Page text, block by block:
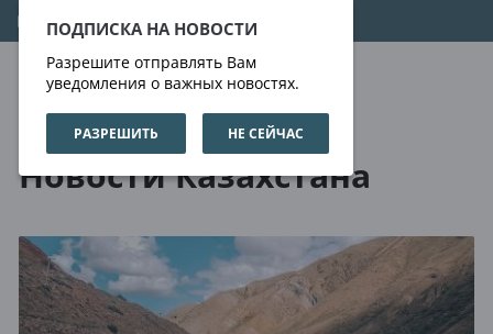
ПОДПИСКА НА НОВОСТИ
Разрешите отправлять Вам
уведомления о важных новостях.
РАЗРЕШИТЬ НЕ СЕЙЧАС
09.08.2026 17:47:39
Новости Новости Казахстана
Новости Казахстана